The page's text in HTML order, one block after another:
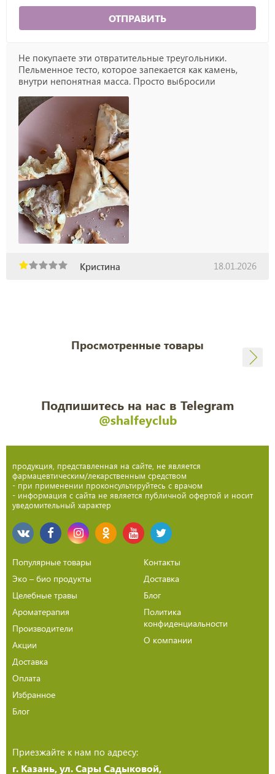
ОТПРАВИТЬ
Не покупаете эти отвратительные треугольники.
Пельменное тесто, которое запекается как камень,
внутри непонятная масса. Просто выбросили
Кристина 18.01.2026
Просмотренные товары
Подпишитесь на нас в Telegram
@shalfeyclub
продукция, представленная на сайте, не является
фармацевтическим/лекарственным средством
- при применении проконсультируйтесь с врачом
- информация с сайта не является публичной офертой и носит
уведомительный характер
Популярные товары
Эко – био продукты
Целебные травы
Ароматерапия
Производители
Акции
Доставка
Оплата
Избранное
Блог
Контакты
Доставка
Блог
Политика
конфиденциальности
О компании
Приезжайте к нам по адресу:
г. Казань, ул. Сары Садыковой,